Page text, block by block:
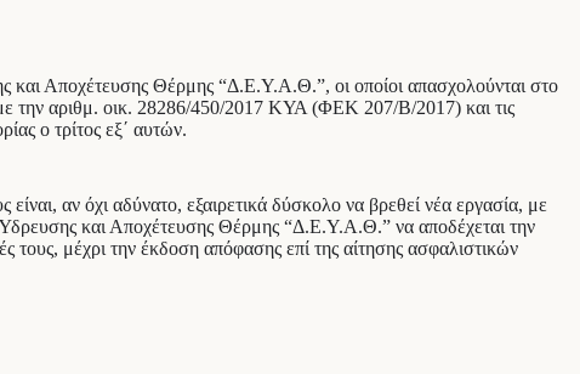
και Αποχέτευσης Θέρμης “Δ.Ε.Υ.Α.Θ.”, οι οποίοι απασχολούνται στο
την αριθμ. οικ. 28286/450/2017 ΚΥΑ (ΦΕΚ 207/Β/2017) και τις
ο τρίτος εξ΄ αυτών.
αν όχι αδύνατο, εξαιρετικά δύσκολο να βρεθεί νέα εργασία, με
Ύδρευσης και Αποχέτευσης Θέρμης “Δ.Ε.Υ.Α.Θ.” να αποδέχεται την
τους, μέχρι την έκδοση απόφασης επί της αίτησης ασφαλιστικών